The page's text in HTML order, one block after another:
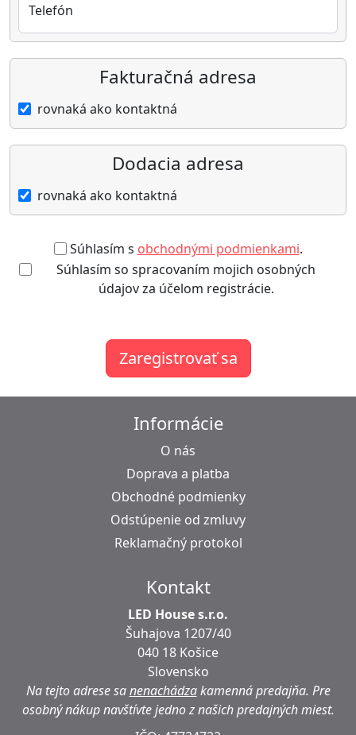
Telefón
Fakturačná adresa
rovnaká ako kontaktná
Dodacia adresa
rovnaká ako kontaktná
Súhlasím s obchodnými podmienkami.
Súhlasím so spracovaním mojich osobných
údajov za účelom registrácie.
Zaregistrovať sa
Informácie
O nás
Doprava a platba
Obchodné podmienky
Odstúpenie od zmluvy
Reklamačný protokol
Kontakt
LED House s.r.o.
Šuhajova 1207/40
040 18 Košice
Slovensko
Na tejto adrese sanenachádzakamenná predajňa. Pre
osobný nákup navštívte jedno z našich predajných miest.